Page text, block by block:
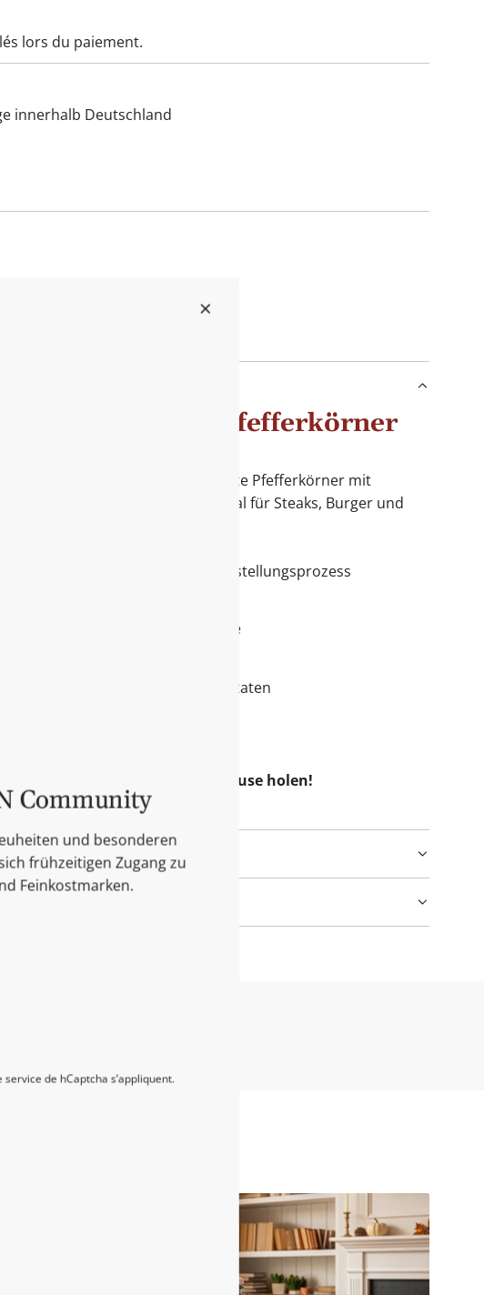
lors du paiement.
innerhalb Deutschland
Pepper - Pfefferkörner
Bourbon-Fässern geräucherte Pfefferkörner mit
und leicht scharfer Note – ideal für Steaks, Burger und
Aroma durch einzigartigen Herstellungsprozess
aus Rauchigkeit und Schärfe
hochwertigen, handverlesenen Zutaten
den rauchigen Genuss nach Hause holen!
Blogs
Community
und besonderen
frühzeitigen Zugang zu
Feinkostmarken.
service de hCaptcha s’appliquent.